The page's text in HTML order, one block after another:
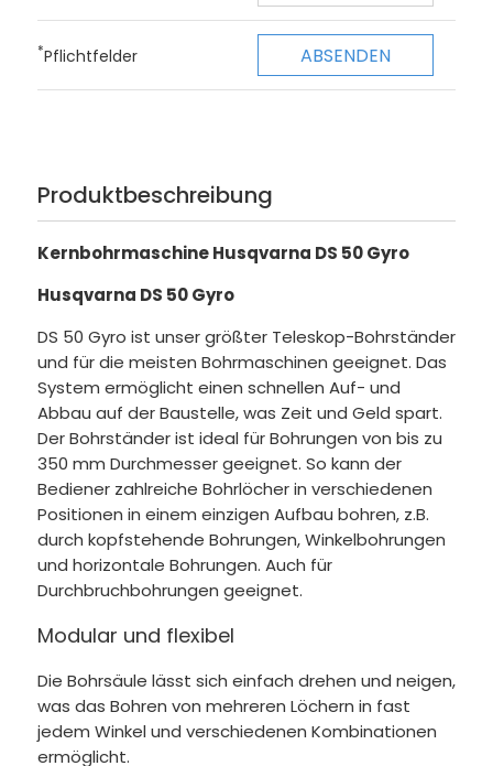
*Pflichtfelder
Produktbeschreibung
Kernbohrmaschine Husqvarna DS 50 Gyro
Husqvarna DS 50 Gyro
DS 50 Gyro ist unser größter Teleskop-Bohrständer
und für die meisten Bohrmaschinen geeignet. Das
System ermöglicht einen schnellen Auf- und
Abbau auf der Baustelle, was Zeit und Geld spart.
Der Bohrständer ist ideal für Bohrungen von bis zu
350 mm Durchmesser geeignet. So kann der
Bediener zahlreiche Bohrlöcher in verschiedenen
Positionen in einem einzigen Aufbau bohren, z.B.
durch kopfstehende Bohrungen, Winkelbohrungen
und horizontale Bohrungen. Auch für
Durchbruchbohrungen geeignet.
Modular und flexibel
Die Bohrsäule lässt sich einfach drehen und neigen,
was das Bohren von mehreren Löchern in fast
jedem Winkel und verschiedenen Kombinationen
ermöglicht.